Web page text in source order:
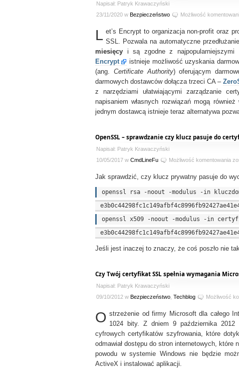
Napisał: Patryk Krawaczyński
23/11/2020 w Bezpieczeństwo Możliwość
L et’s Encrypt to organizacja non-profit oraz
SSL. Pozwala na automatyczne
miesięcy i są zgodne z najpopularniejszymi
Encrypt
istnieje możliwość uzyskania
(ang. Certificate Authority) oferującym
darmowych dostawców dołącza trzeci CA –
z narzędziami ułatwiającymi zarządzanie
napisaniem własnych rozwiązań mogą
jednym dostawcą istnieje teraz alternatywa
OpenSSL – sprawdzanie czy klucz pasuje do
Napisał: Patryk Krawaczyński
10/05/2017 w CmdLineFu Możliwość komentowania
do
Jak sprawdzić, czy klucz prywatny pasuje do
Jeśli jest inaczej to znaczy, że coś poszło nie
Czy Twój certyfikat SSL spełnia wymagania
Napisał: Patryk Krawaczyński
09/10/2012 w Bezpieczeństwo Techblog Możliwość
O strzeżenie od firmy Microsoft dla całego
1024 bity. Z dniem 9 października
cyfrowych certyfikatów szyfrowania, które
odmawiał dostępu do stron internetowych, które
powodu w systemie Windows nie będzie
ActiveX i instalować aplikacji.